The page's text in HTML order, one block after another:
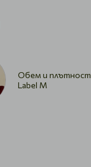
Обем и плътност
Label M